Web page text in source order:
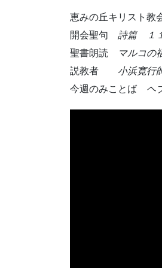
恵みの丘キリスト
開会聖句 詩篇 １
聖書朗読
マルコの
説教者 小浜寛行
今週のみことば ヘ